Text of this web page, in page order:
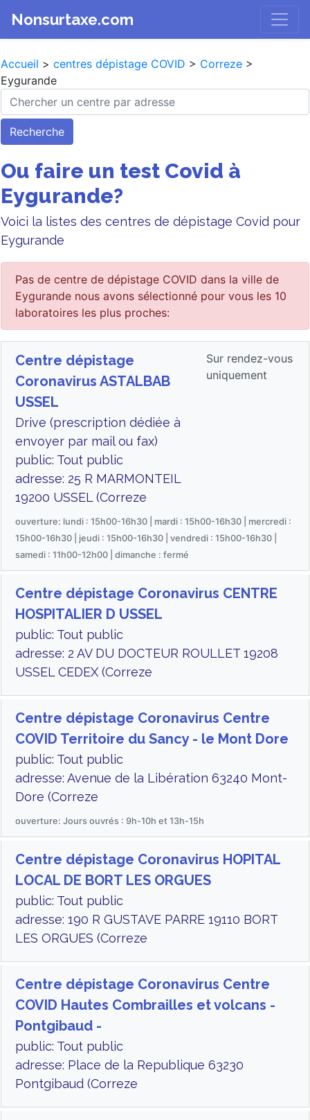
Nonsurtaxe.com
Accueil > centres dépistage COVID > Correze >
Eygurande
Recherche
Ou faire un test Covid à
Eygurande?
Voici la listes des centres de dépistage Covid pour
Eygurande
Pas de centre de dépistage COVID dans la ville de
Eygurande nous avons sélectionné pour vous les 10
laboratoires les plus proches:
Centre dépistage
Coronavirus ASTALBAB
USSEL
Drive (prescription dédiée à
envoyer par mail ou fax)
public: Tout public
adresse: 25 R MARMONTEIL
19200 USSEL (Correze
Sur rendez-vous
uniquement
ouverture: lundi : 15h00-16h30 | mardi : 15h00-16h30 | mercredi :
15h00-16h30 | jeudi : 15h00-16h30 | vendredi : 15h00-16h30 |
samedi : 11h00-12h00 | dimanche : fermé
Centre dépistage Coronavirus CENTRE
HOSPITALIER D USSEL
public: Tout public
adresse: 2 AV DU DOCTEUR ROULLET 19208
USSEL CEDEX (Correze
Centre dépistage Coronavirus Centre
COVID Territoire du Sancy - le Mont Dore
public: Tout public
adresse: Avenue de la Libération 63240 Mont-
Dore (Correze
ouverture: Jours ouvrés : 9h-10h et 13h-15h
Centre dépistage Coronavirus HOPITAL
LOCAL DE BORT LES ORGUES
public: Tout public
adresse: 190 R GUSTAVE PARRE 19110 BORT
LES ORGUES (Correze
Centre dépistage Coronavirus Centre
COVID Hautes Combrailles et volcans -
Pontgibaud -
public: Tout public
adresse: Place de la Republique 63230
Pontgibaud (Correze